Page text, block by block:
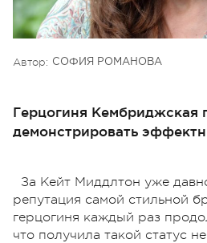
Автор: СОФИЯ РОМАНОВА
Герцогиня Кембриджская
демонстрировать
За Кейт Миддлтон уже
репутация самой стильной
герцогиня каждый раз
что получила такой статус